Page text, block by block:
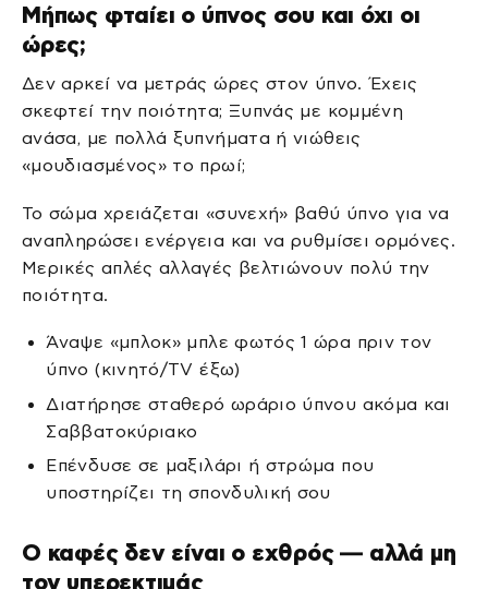
Μήπως φταίει ο ύπνος σου και όχι οι
ώρες;
Δεν αρκεί να μετράς ώρες στον ύπνο. Έχεις
σκεφτεί την ποιότητα; Ξυπνάς με κομμένη
ανάσα, με πολλά ξυπνήματα ή νιώθεις
«μουδιασμένος» το πρωί;
Το σώμα χρειάζεται «συνεχή» βαθύ ύπνο για να
αναπληρώσει ενέργεια και να ρυθμίσει ορμόνες.
Μερικές απλές αλλαγές βελτιώνουν πολύ την
ποιότητα.
Άναψε «μπλοκ» μπλε φωτός 1 ώρα πριν τον
ύπνο (κινητό/TV έξω)
Διατήρησε σταθερό ωράριο ύπνου ακόμα και
Σαββατοκύριακο
Επένδυσε σε μαξιλάρι ή στρώμα που
υποστηρίζει τη σπονδυλική σου
Ο καφές δεν είναι ο εχθρός — αλλά μη
τον υπερεκτιμάς